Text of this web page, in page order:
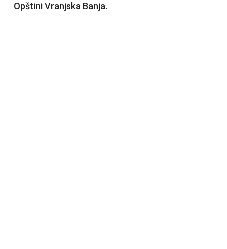
Opštini Vranjska Banja.